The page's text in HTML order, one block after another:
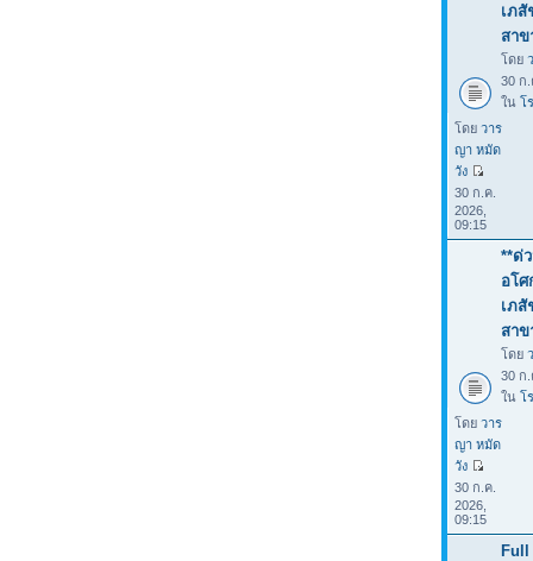
เภสั
สาข
โดย
30 ก.
ใน โ
โดย วาร
ญา หมัด
วัง
30 ก.ค.
2026,
09:15
**ด่
อโ
เภสั
สาข
โดย
30 ก.
ใน โ
โดย วาร
ญา หมัด
วัง
30 ก.ค.
2026,
09:15
Full